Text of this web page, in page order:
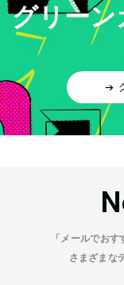
グリー
「メールでお
さまざまな